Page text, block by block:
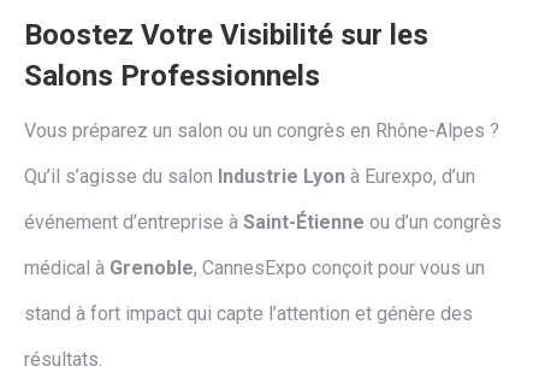
Boostez Votre Visibilité sur les
Salons Professionnels
Vous préparez un salon ou un congrès en Rhône-Alpes ?
Qu’il s’agisse du salon Industrie Lyon à Eurexpo, d’un
événement d’entreprise à Saint-Étienne ou d’un congrès
médical à Grenoble, CannesExpo conçoit pour vous un
stand à fort impact qui capte l’attention et génère des
résultats.